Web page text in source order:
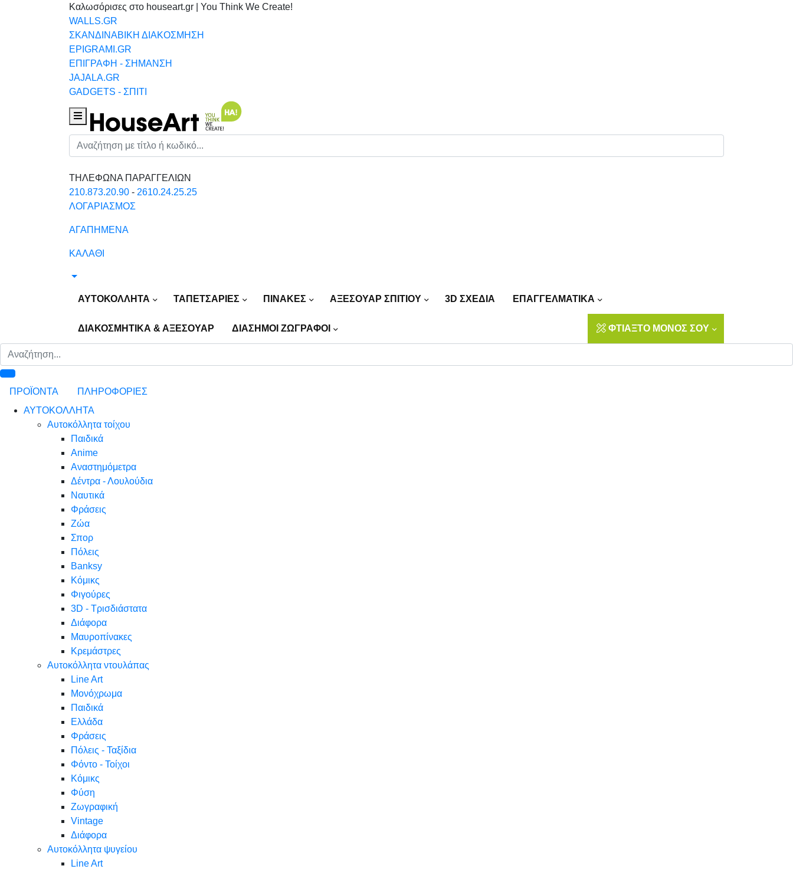
Καλωσόρισες στο houseart.gr | You Think We Create!
WALLS.GR
ΣΚΑΝΔΙΝΑΒΙΚΗ ΔΙΑΚΟΣΜΗΣΗ
EPIGRAMI.GR
ΕΠΙΓΡΑΦΗ - ΣΗΜΑΝΣΗ
JAJALA.GR
GADGETS - ΣΠΙΤΙ
Houseart Menu
Αναζήτηση
ΤΗΛΕΦΩΝΑ ΠΑΡΑΓΓΕΛΙΩΝ
210.873.20.90 - 2610.24.25.25
ΛΟΓΑΡΙΑΣΜΟΣ
ΑΓΑΠΗΜΕΝΑ
ΚΑΛΑΘΙ
ΑΥΤΟΚΟΛΛΗΤΑ ΤΑΠΕΤΣΑΡΙΕΣ ΠΙΝΑΚΕΣ ΑΞΕΣΟΥΑΡ ΣΠΙΤΙΟΥ 3D ΣΧΕΔΙΑ ΕΠΑΓΓΕΛΜΑΤΙΚΑ
ΔΙΑΚΟΣΜΗΤΙΚΑ & ΑΞΕΣΟΥΑΡ ΔΙΑΣΗΜΟΙ ΖΩΓΡΑΦΟΙ ΦΤΙΑΞΤΟ ΜΟΝΟΣ ΣΟΥ
ΠΡΟΪΟΝΤΑ
ΠΛΗΡΟΦΟΡΙΕΣ
ΑΥΤΟΚΟΛΛΗΤΑ
Αυτοκόλλητα τοίχου
Παιδικά
Anime
Αναστημόμετρα
Δέντρα - Λουλούδια
Ναυτικά
Φράσεις
Ζώα
Σπορ
Πόλεις
Banksy
Κόμικς
Φιγούρες
3D - Τρισδιάστατα
Διάφορα
Μαυροπίνακες
Κρεμάστρες
Αυτοκόλλητα ντουλάπας
Line Art
Μονόχρωμα
Παιδικά
Ελλάδα
Φράσεις
Πόλεις - Ταξίδια
Φόντο - Τοίχοι
Κόμικς
Φύση
Ζωγραφική
Vintage
Διάφορα
Αυτοκόλλητα ψυγείου
Line Art